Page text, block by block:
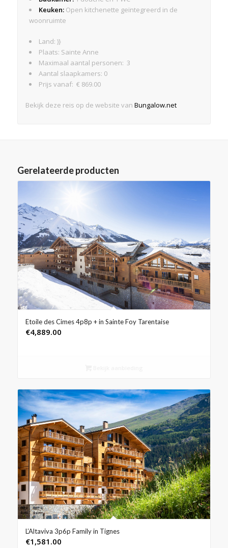
Keuken:Open kitchenette geïntegreerd in de
woonruimte
Land: )}
Plaats: Sainte Anne
Maximaal aantal personen: 3
Aantal slaapkamers: 0
Prijs vanaf: € 869.00
Bekijk deze reis op de website van Bungalow.net
Gerelateerde producten
Etoile des Cimes 4p8p + in Sainte Foy Tarentaise
€4,889.00
L’Altaviva 3p6p Family in Tignes
€1,581.00